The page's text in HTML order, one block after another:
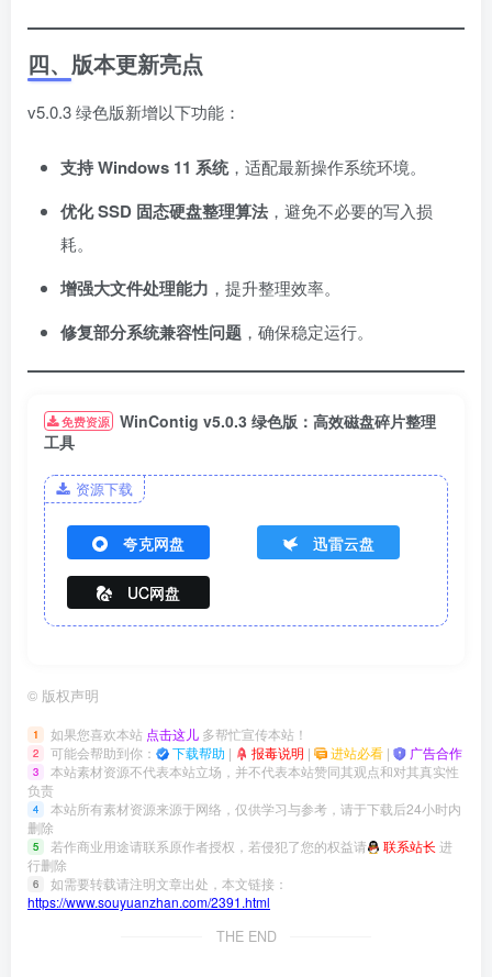
四、版本更新亮点
v5.0.3 绿色版新增以下功能：
支持 Windows 11 系统，适配最新操作系统环境。
优化 SSD 固态硬盘整理算法 ，避免不必要的写入损
耗。
增强大文件处理能力 ，提升整理效率。
修复部分系统兼容性问题 ，确保稳定运行。
免费资源 WinContig v5.0.3 绿色版：高效磁盘碎片整理
工具
资源下载
夸克网盘 迅雷云盘
UC网盘
© 版权声明
1 如果您喜欢本站 点击这儿 多帮忙宣传本站！
2 可能会帮助到你： 下载帮助 | 报毒说明 | 进站必看 | 广告合作
3
本站素材资源不代表本站立场，并不代表本站赞同其观点和对其真实性
负责
4
本站所有素材资源来源于网络，仅供学习与参考，请于下载后24小时内
删除
5 若作商业用途请联系原作者授权，若侵犯了您的权益请 联系站长 进
行删除
6
如需要转载请注明文章出处，本文链接：
https://www.souyuanzhan.com/2391.html
THE END